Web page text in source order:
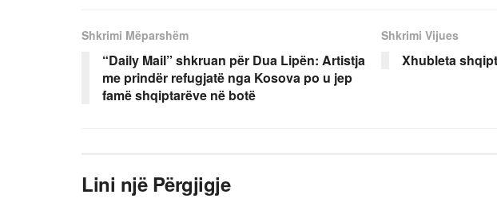
Shkrimi Mëparshëm
“Daily Mail” shkruan për Dua Lipën: Artistja
me prindër refugjatë nga Kosova po u jep
famë shqiptarëve në botë
Shkrimi Vijues
Xhubleta
Lini një Përgjigje